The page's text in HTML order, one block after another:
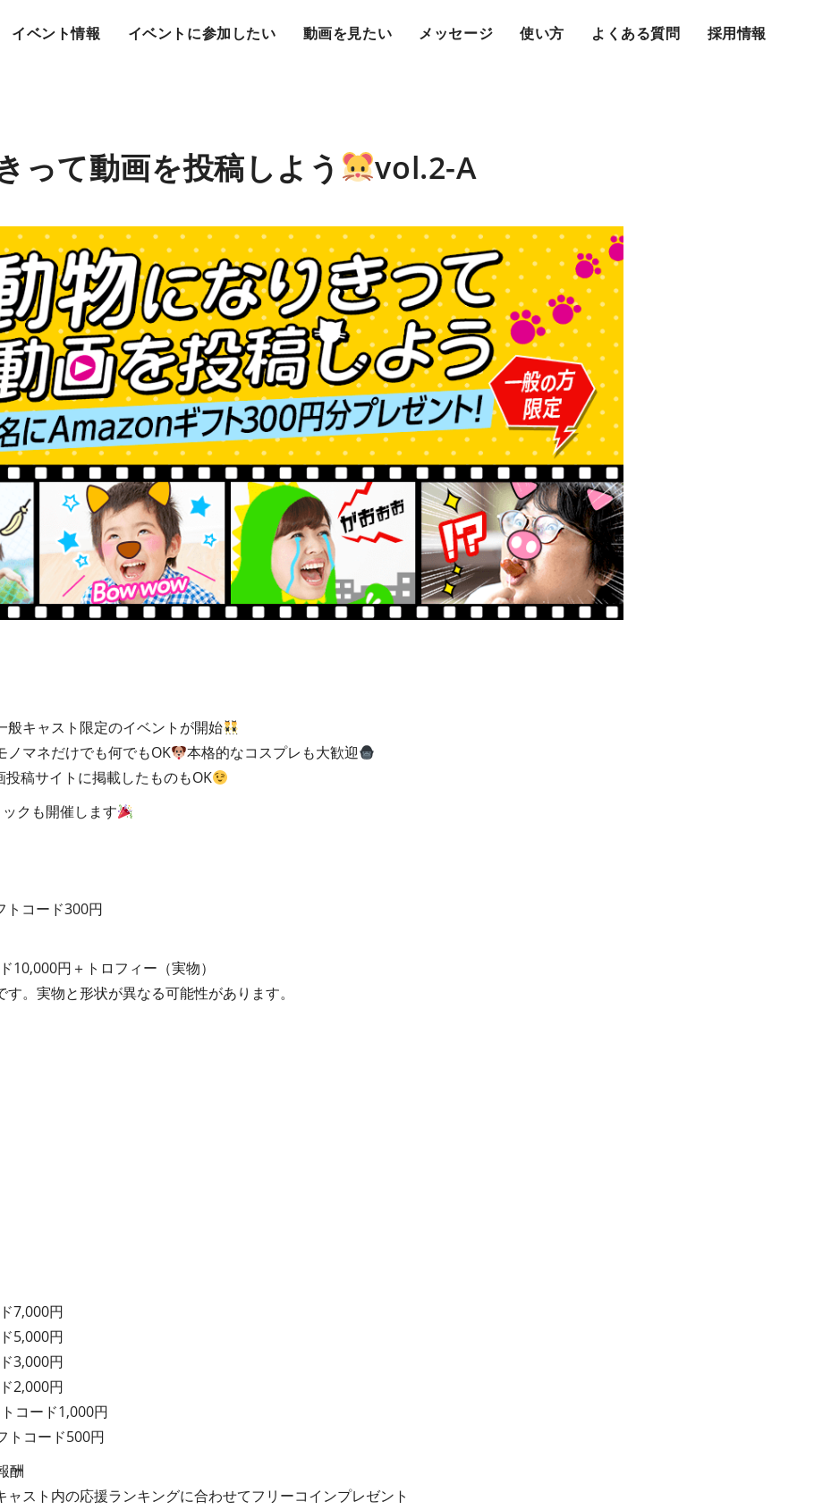
イベント情報 イベントに参加したい 動画を見たい メッセージ 使い方 よくある質問 採用情報
って動画を投稿しよう vol.2-A
般キャスト限定のイベントが開始
ノマネだけでも何でもOK
本格的なコスプレも大歓迎
投稿サイトに掲載したものもOK
クも開催します
トコード300円
10,000円＋トロフィー（実物）
。実物と形状が異なる可能性があります。
7,000円
5,000円
3,000円
2,000円
コード1,000円
トコード500円
酬
スト内の応援ランキングに合わせてフリーコインプレゼント